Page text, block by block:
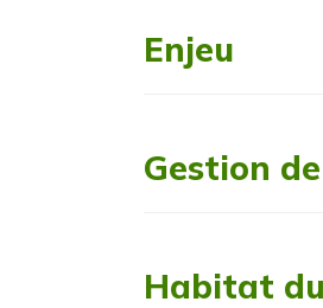
Enjeu
Gestion
Habitat